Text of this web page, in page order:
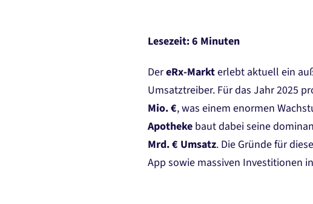
Lesezeit: 6 Minuten
DereRx-Markterlebt aktuell ein
Umsatztreiber. Für das Jahr 2025
Mio. €, was einem enormen
Apotheke baut dabei seine
Mrd. € Umsatz. Die Gründe für
App sowie massiven Investitionen